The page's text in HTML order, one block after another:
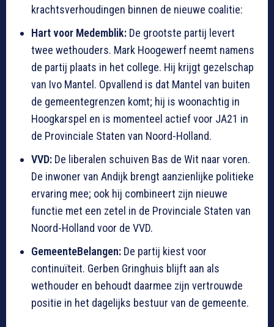
krachtsverhoudingen binnen de nieuwe coalitie:
Hart voor Medemblik: De grootste partij levert
twee wethouders. Mark Hoogewerf neemt namens
de partij plaats in het college. Hij krijgt gezelschap
van Ivo Mantel. Opvallend is dat Mantel van buiten
de gemeentegrenzen komt; hij is woonachtig in
Hoogkarspel en is momenteel actief voor JA21 in
de Provinciale Staten van Noord-Holland.
VVD: De liberalen schuiven Bas de Wit naar voren.
De inwoner van Andijk brengt aanzienlijke politieke
ervaring mee; ook hij combineert zijn nieuwe
functie met een zetel in de Provinciale Staten van
Noord-Holland voor de VVD.
GemeenteBelangen: De partij kiest voor
continuïteit. Gerben Gringhuis blijft aan als
wethouder en behoudt daarmee zijn vertrouwde
positie in het dagelijks bestuur van de gemeente.